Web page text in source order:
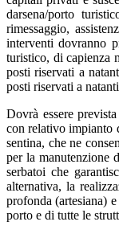
darsena/porto
rimessaggio,
interventi dovranno
turistico, di capienza
posti riservati a
posti riservati a
Dovrà essere
con relativo impianto
sentina, che ne
per la manutenzione
serbatoi che
alternativa, la
profonda (artesiana)
porto e di tutte le